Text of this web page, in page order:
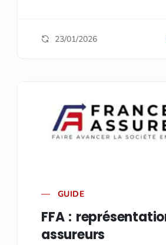
23/01/2026
GUIDE
FFA :
assureurs